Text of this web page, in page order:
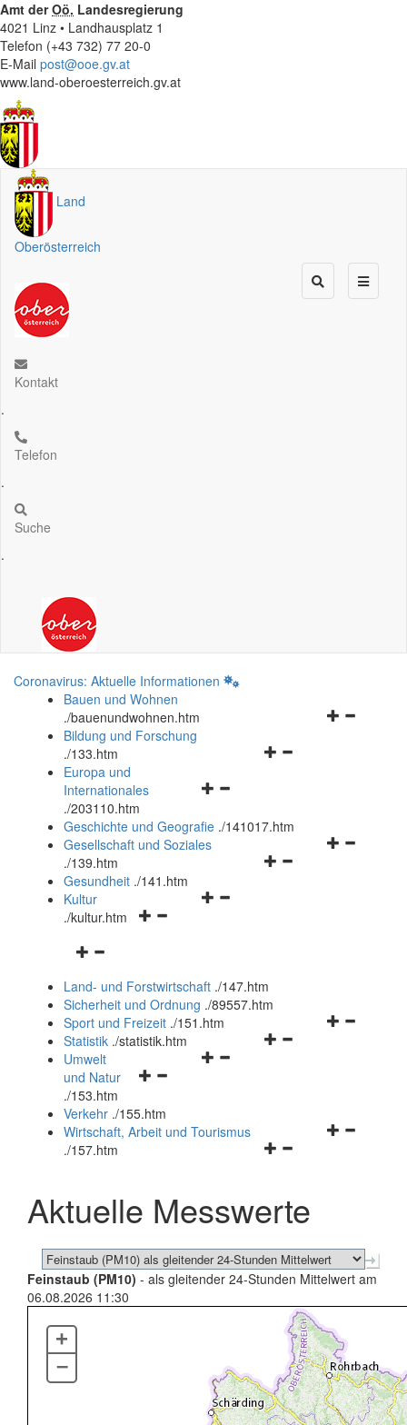
Amt derOö. Landesregierung
4021 Linz • Landhausplatz 1
Telefon (+43 732) 77 20-0
E-Mail post@ooe.gv.at
www.land-oberoesterreich.gv.at
Land
Oberösterreich
Kontakt
.
Telefon
.
Suche
.
Coronavirus: Aktuelle Informationen
Bauen und Wohnen
./bauenundwohnen.htm
Navigationsmenü
Bildung und Forschung
./133.htm
Navigationsmenü
und
schließen
Europa und
Internationales
./203110.htm
Geschichte und Geografie ./141017.htm
Navigationsmenü
Gesellschaft und Soziales
./139.htm
Navigationsmenü
Gesundheit ./141.htm
Navigationsmenü
Kultur
./kultur.htm
Navigationsmenü
und
schließen
Land- und Forstwirtschaft ./147.htm
Sicherheit und Ordnung ./89557.htm
Navigationsmenü
Sport und Freizeit ./151.htm
Navigationsmenü
Statistik ./statistik.htm
Navigationsmenü
und
schließen
Umwelt
und Natur
./153.htm
Verkehr ./155.htm
Navigationsmenü
schließen
Wirtschaft, Arbeit und Tourismus
./157.htm
Aktuelle Messwerte
Feinstaub (PM10) - als gleitender 24-Stunden Mittelwert am
06.08.2026 11:30
+
–